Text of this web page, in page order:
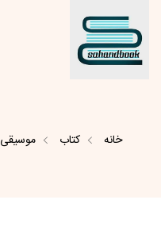
خانه کتاب موسیقی